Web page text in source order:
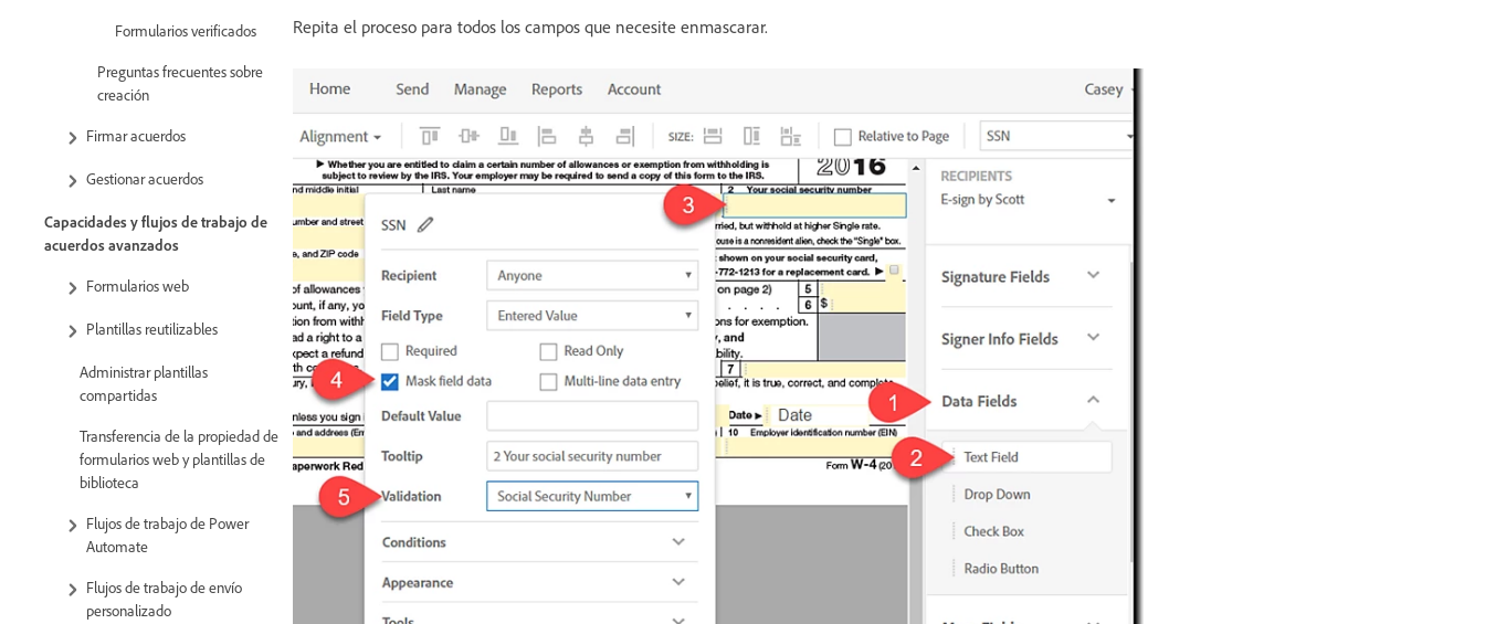
Formularios verificados
Preguntas frecuentes sobre
creación
Firmar acuerdos
Gestionar acuerdos
Capacidades y flujos de trabajo de
acuerdos avanzados
Formularios web
Plantillas reutilizables
Administrar plantillas
compartidas
Transferencia de la propiedad de
formularios web y plantillas de
biblioteca
Flujos de trabajo de Power
Automate
Flujos de trabajo de envío
personalizado
Repita el proceso para todos los campos que necesite enmascarar.